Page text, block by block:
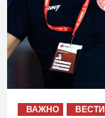
ВАЖНО
ВЕСТИ